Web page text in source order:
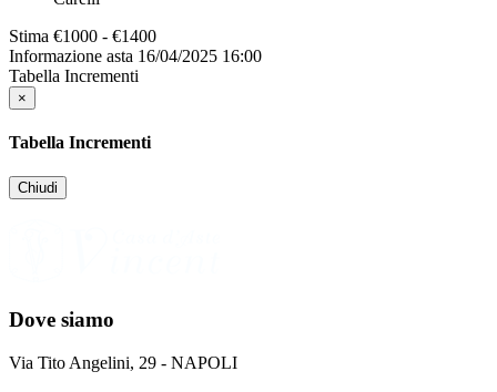
Stima €1000 - €1400
Informazione asta 16/04/2025 16:00
Tabella Incrementi
×
Tabella Incrementi
Chiudi
Dove siamo
Via Tito Angelini, 29 - NAPOLI